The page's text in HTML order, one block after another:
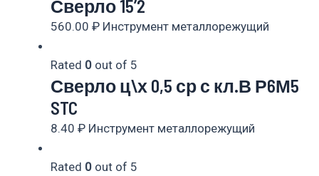
Сверло 15’2
560.00 ₽ Инструмент металлорежущий
Rated 0 out of 5
Сверло ц\х 0,5 ср с кл.В Р6М5
STC
8.40 ₽ Инструмент металлорежущий
Rated 0 out of 5